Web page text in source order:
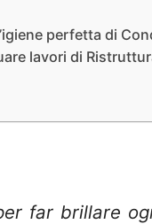
perfetta di
lavori di
far brillare